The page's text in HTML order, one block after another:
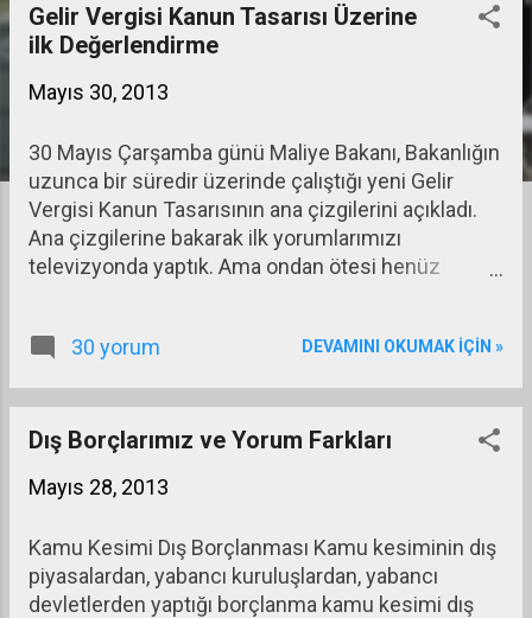
Gelir Vergisi Kanun Tasarısı Üzerine
ilk Değerlendirme
Mayıs 30, 2013
30 Mayıs Çarşamba günü Maliye Bakanı, Bakanlığın
uzunca bir süredir üzerinde çalıştığı yeni Gelir
Vergisi Kanun Tasarısının ana çizgilerini açıkladı.
Ana çizgilerine bakarak ilk yorumlarımızı
televizyonda yaptık. Ama ondan ötesi henüz
değerlendirme yapacağım.
30 yorum DEVAMINI OKUMAK IÇIN »
Dış Borçlarımız ve Yorum Farkları
Mayıs 28, 2013
Kamu Kesimi Dış Borçlanması Kamu kesiminin dış
piyasalardan, yabancı kuruluşlardan, yabancı
devletlerden yaptığı borçlanma kamu kesimi dış